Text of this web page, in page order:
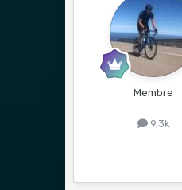
Membre
9,3k